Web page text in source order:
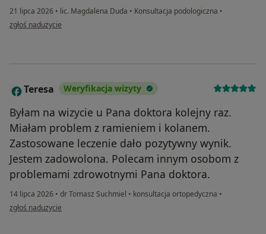
21 lipca 2026 • lic. Magdalena Duda • Konsultacja podologiczna •
w opinii użytkownika Ela
zgłoś nadużycie
T Teresa Weryfikacja wizyty
Byłam na wizycie u Pana doktora kolejny raz.
Miałam problem z ramieniem i kolanem.
Zastosowane leczenie dało pozytywny wynik.
Jestem zadowolona. Polecam innym osobom z
problemami zdrowotnymi Pana doktora.
14 lipca 2026 • dr Tomasz Suchmiel • konsultacja ortopedyczna •
w opinii użytkownika Teresa
zgłoś nadużycie